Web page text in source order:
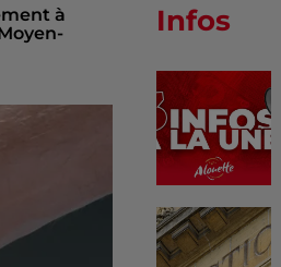
à
Infos